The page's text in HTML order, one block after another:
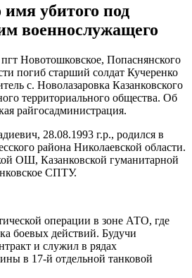
имя убитого под
военнослужащего
Новотошковское, Попаснянского
погиб старший солдат Кучеренко
с. Новолазаровка Казанковского
территориального общества. Об
райгосадминистрация.
28.08.1993 г.р., родился в
района Николаевской области.
ОШ, Казанковской гуманитарной
СПТУ.
операции в зоне АТО, где
боевых действий. Будучи
и служил в рядах
в 17-й отдельной танковой